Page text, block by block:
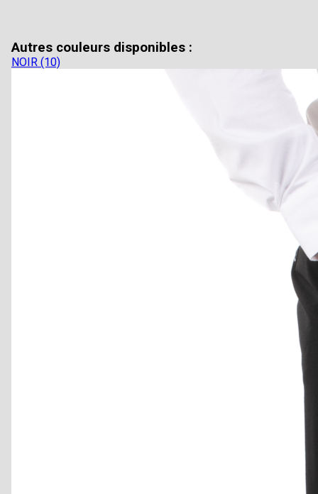
Autres couleurs disponibles :
NOIR (10)